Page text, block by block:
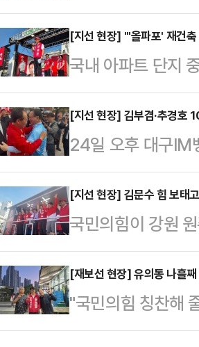
방문, 종교계 표심
수원중앙침례교회
다니며 관계자로
사를 나누기도 했
후보는 차담 직후
를 드렸다"며 "오
다. 봉녕사는 제가
[지선 현장] "'올파포' 재건
국내 아파트 단지
표심이 어디로 향
주당이 앞선 곳이
부동산 민심이 핵
지 주목된다.오 후
다. 당초 올림픽파
두고 둔촌동 전통
선거운동이라는
[지선 현장] 김부겸·추경호
24일 오후 대구IM
쳐졌다. 한쪽엔 빨
대구시장 후보인
FC 홈경기가 열리
늘색 유니폼을 입
대구지만, 축구장
이 길목을 놓칠 리
처에 …
[지선 현장] 김문수 힘 보태
국민의힘이 강원
거전 기세를 끌어
분위기가 이틀 동
을 지나면 골든크
라자 인근에서 열
[재보선 현장] 유의동 나흘
"국민의힘 칭찬해
경기 평택시 고덕